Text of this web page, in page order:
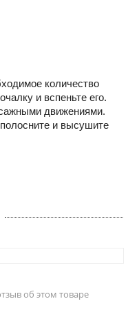
количество
и вспеньте его.
движениями.
и высушите
об этом товаре